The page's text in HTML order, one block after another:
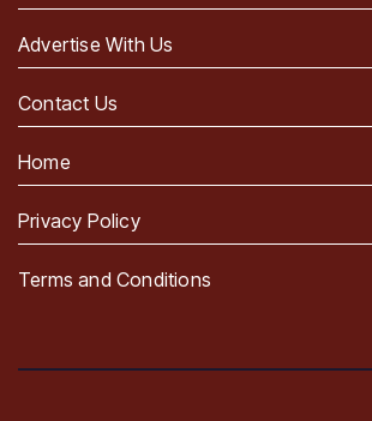
Advertise With Us
Contact Us
Home
Privacy Policy
Terms and Conditions